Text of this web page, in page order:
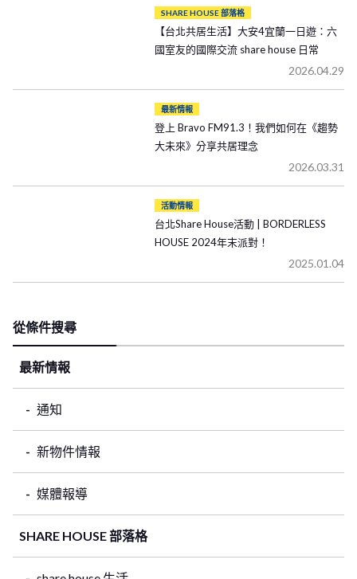
SHARE HOUSE 部落格
【台北共居生活】大安4宜蘭一日遊：六
國室友的國際交流 share house 日常
2026.04.29
最新情報
登上 Bravo FM91.3！我們如何在《趨勢
大未來》分享共居理念
2026.03.31
活動情報
台北Share House活動 | BORDERLESS
HOUSE 2024年末派對！
2025.01.04
從條件搜尋
最新情報
通知
新物件情報
媒體報導
SHARE HOUSE 部落格